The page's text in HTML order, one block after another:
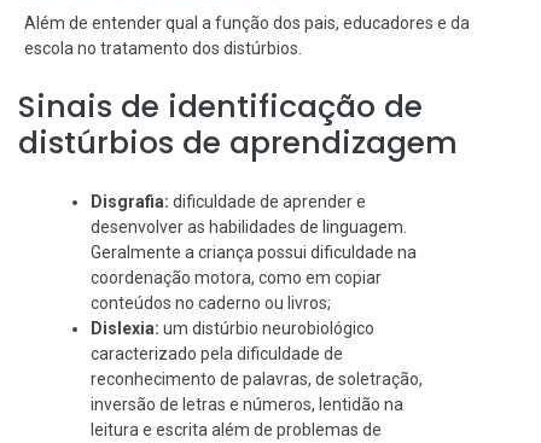
Além de entender qual a função dos pais, educadores e da
escola no tratamento dos distúrbios.
Sinais de identificação de
distúrbios de aprendizagem
Disgrafia: dificuldade de aprender e
desenvolver as habilidades de linguagem.
Geralmente a criança possui dificuldade na
coordenação motora, como em copiar
conteúdos no caderno ou livros;
Dislexia: um distúrbio neurobiológico
caracterizado pela dificuldade de
reconhecimento de palavras, de soletração,
inversão de letras e números, lentidão na
leitura e escrita além de problemas de